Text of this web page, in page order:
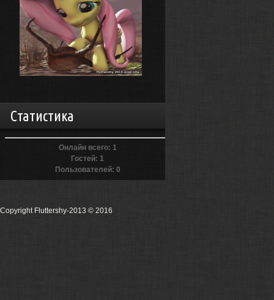
Статистика
Онлайн всего: 1
Гостей: 1
Пользователей: 0
Copyright Fluttershy-2013 © 2016